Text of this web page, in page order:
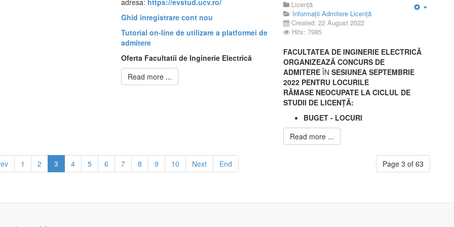
adresa: https://evstud.ucv.ro/
Ghid inregistrare cont nou
Tutorial on-line de utilizare a platformei de
admitere
Oferta Facultatii de Inginerie Electrică
Read more ...
Licență
Informații Admitere Licență
Created: 22 August 2022
Hits: 7985
FACULTATEA DE INGINERIE ELECTRICĂ
ORGANIZEAZĂ CONCURS DE
ADMITERE ÎN SESIUNEA SEPTEMBRIE
2022 PENTRU LOCURILE
RĂMASE NEOCUPATE LA CICLUL DE
STUDII DE LICENȚĂ:
BUGET - LOCURI
Read more ...
Page 3 of 63
1 2 3 4 5 6 7 8 9 10 Next End